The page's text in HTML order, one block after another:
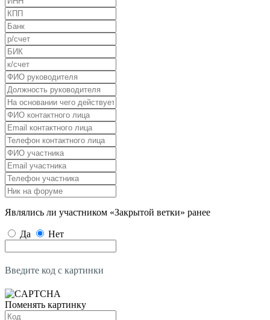
Являлись ли участником «Закрытой ветки» ранее
Да Нет
Введите код с картинки
Поменять картинку